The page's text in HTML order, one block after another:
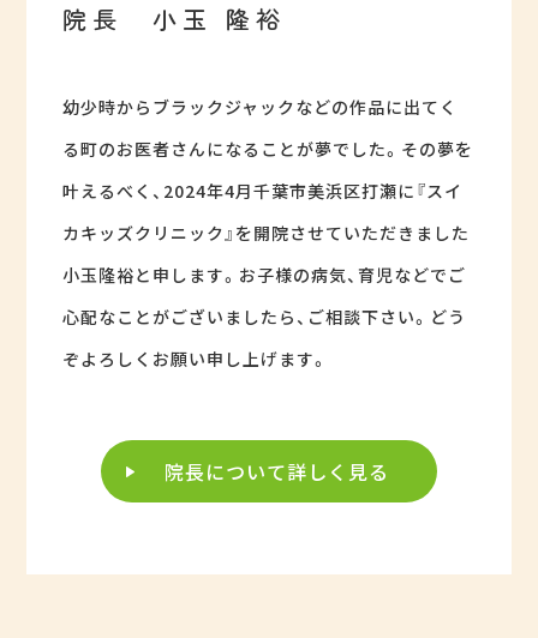
院長 小玉 隆裕
幼少時からブラックジャックなどの作品に出てく
る町のお医者さんになることが夢でした。その夢を
叶えるべく、2024年4月千葉市美浜区打瀬に『スイ
カキッズクリニック』を開院させていただきました
小玉隆裕と申します。お子様の病気、育児などでご
心配なことがございましたら、ご相談下さい。どう
ぞよろしくお願い申し上げます。
院長について詳しく見る